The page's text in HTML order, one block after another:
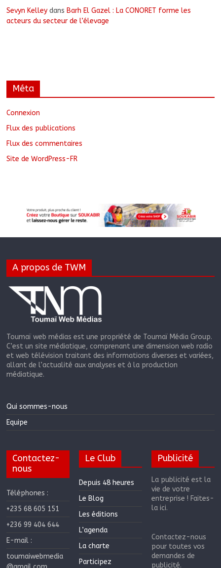
Sevyn Kelley dans Barh El Gazel : La CONORET forme les
acteurs du secteur de l’élevage
Méta
Connexion
Flux des publications
Flux des commentaires
Site de WordPress-FR
A propos de TWM
Toumaï web médias est une propriété de Toumaï Média Group.
C’est un site médiatique, comprenant une dimension web radio
et web télévision traitant des informations diverses et variées,
allant de l’actualité aux analyses et à la production
médiatique.
Qui sommes-nous
Equipe
Contactez-
nous
Téléphones :
+235 68 605 151
+236 99 404 644
E-mail :
toumaiwebmedia
Le Club
Depuis 48 heures
Le Blog
Les éditions
L’agenda
La charte
Participez
Publicité
La publicité est la
vie de votre
entreprise ! Faites-
la ici.
Contactez-nous
pour toutes vos
demandes de
publicité.